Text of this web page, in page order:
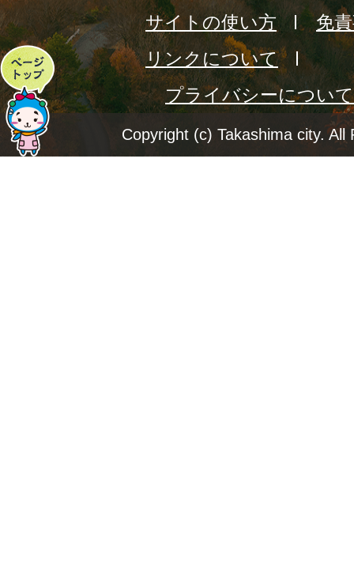
ペ
ー
ジ
サイトの使い方
免
リンクについて
プライバシーについて
Copyright (c) Takashima city. All